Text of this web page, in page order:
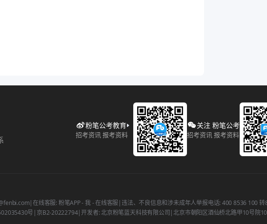
粉笔公考教育
招考资讯 报考资料
关注 粉笔公考
招考资讯 报考资料
|在线客服: 粉笔APP - 我 - 在线客服 |违法、不良信息和涉未成年人举报电话: 400 8536 100 转
号 | 京B2-20222794|开发者: 北京粉笔蓝天科技有限公司|北京市朝阳区酒仙桥北路甲10号院